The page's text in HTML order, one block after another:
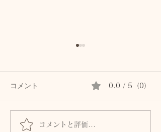
お客様の沈黙が教えてく
コメント 0.0 / 5（0）
コメントと評価...